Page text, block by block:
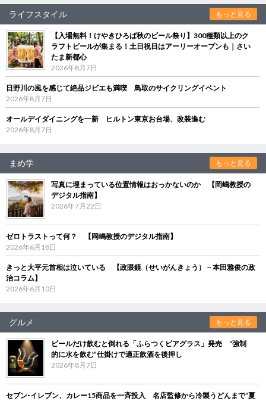
ライフスタイル もっと見る
【入場無料！けやきひろば秋のビール祭り】300種類以上のク
ラフトビールが集まる！土日祝日はアーリーオープンも｜さい
たま新都心
2026年8月7日
日野川の風を感じて絶品ジビエも満喫 鳥取のサイクリングイベント
2026年8月7日
オールデイダイニングを一新 ヒルトン東京お台場、改装進む
2026年8月7日
まめ学 もっと見る
写真に埋まっている位置情報はおっかないのか 【岡嶋教授の
デジタル指南】
2026年7月22日
ゼロトラストって何？ 【岡嶋教授のデジタル指南】
2026年6月18日
きっと大平元首相は泣いている 【政眼鏡（せいがんきょう）－本田雅俊の政
治コラム】
2026年6月10日
グルメ もっと見る
ビールだけ飲むと倒れる「ふらつくビアグラス」発売 “強制
的に水を飲む”仕掛けで適正飲酒を後押し
2026年8月7日
セブン‐イレブン、カレー15商品を一斉投入 名店監修から冷製うどんまで“夏